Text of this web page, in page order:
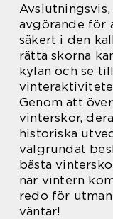
avgörande för
säkert i den
rätta skorna
kylan och se
Genom att
vinterskor,
historiska
välgrundat
bästa
när vintern
redo för
väntar!